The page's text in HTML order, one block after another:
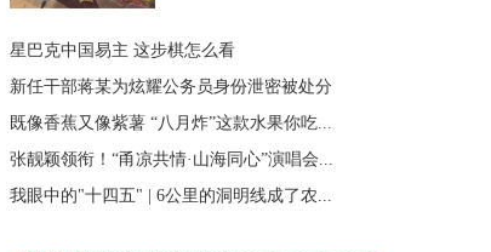
星巴克中国易主 这步棋怎么看
新任干部蒋某为炫耀公务员身份泄密被处分
既像香蕉又像紫薯 “八月炸”这款水果你吃...
张靓颖领衔！“甬凉共情·山海同心”演唱会...
我眼中的"十四五" | 6公里的洞明线成了农...